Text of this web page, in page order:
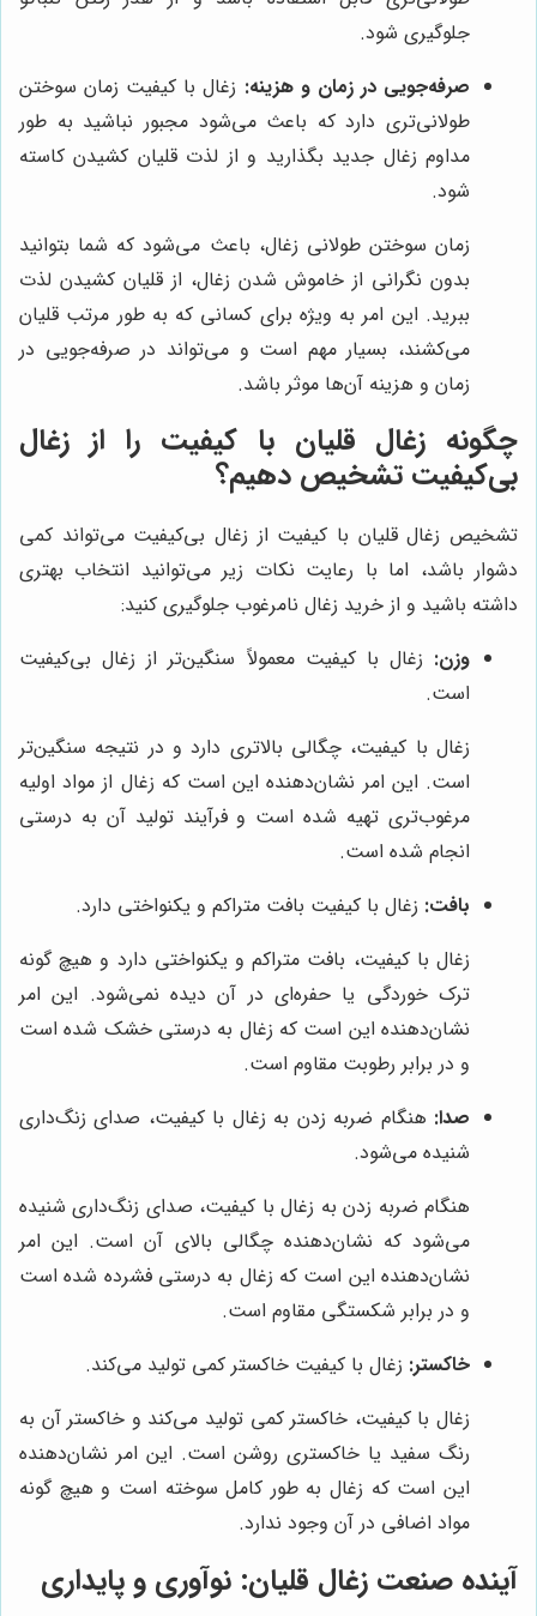
جلوگیری شود.
صرفه‌جویی در زمان و هزینه: زغال با کیفیت زمان سوختن
طولانی‌تری دارد که باعث می‌شود مجبور نباشید به طور
مداوم زغال جدید بگذارید و از لذت قلیان کشیدن کاسته
شود.
زمان سوختن طولانی زغال، باعث می‌شود که شما بتوانید
بدون نگرانی از خاموش شدن زغال، از قلیان کشیدن لذت
ببرید. این امر به ویژه برای کسانی که به طور مرتب قلیان
می‌کشند، بسیار مهم است و می‌تواند در صرفه‌جویی در
زمان و هزینه آن‌ها موثر باشد.
چگونه زغال قلیان با کیفیت را از زغال
بی‌کیفیت تشخیص دهیم؟
تشخیص زغال قلیان با کیفیت از زغال بی‌کیفیت می‌تواند کمی
دشوار باشد، اما با رعایت نکات زیر می‌توانید انتخاب بهتری
داشته باشید و از خرید زغال نامرغوب جلوگیری کنید:
وزن: زغال با کیفیت معمولاً سنگین‌تر از زغال بی‌کیفیت
است.
زغال با کیفیت، چگالی بالاتری دارد و در نتیجه سنگین‌تر
است. این امر نشان‌دهنده این است که زغال از مواد اولیه
مرغوب‌تری تهیه شده است و فرآیند تولید آن به درستی
انجام شده است.
بافت: زغال با کیفیت بافت متراکم و یکنواختی دارد.
زغال با کیفیت، بافت متراکم و یکنواختی دارد و هیچ گونه
ترک خوردگی یا حفره‌ای در آن دیده نمی‌شود. این امر
نشان‌دهنده این است که زغال به درستی خشک شده است
و در برابر رطوبت مقاوم است.
صدا: هنگام ضربه زدن به زغال با کیفیت، صدای زنگ‌داری
شنیده می‌شود.
هنگام ضربه زدن به زغال با کیفیت، صدای زنگ‌داری شنیده
می‌شود که نشان‌دهنده چگالی بالای آن است. این امر
نشان‌دهنده این است که زغال به درستی فشرده شده است
و در برابر شکستگی مقاوم است.
خاکستر: زغال با کیفیت خاکستر کمی تولید می‌کند.
زغال با کیفیت، خاکستر کمی تولید می‌کند و خاکستر آن به
رنگ سفید یا خاکستری روشن است. این امر نشان‌دهنده
این است که زغال به طور کامل سوخته است و هیچ گونه
مواد اضافی در آن وجود ندارد.
آینده صنعت زغال قلیان: نوآوری و پایداری